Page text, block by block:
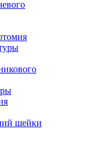
шейки